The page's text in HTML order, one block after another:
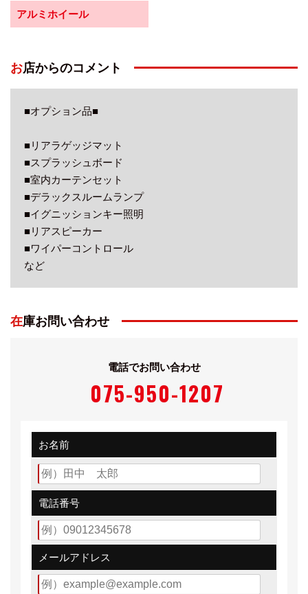
アルミホイール
お店からのコメント
■オプション品■
■リアラゲッジマット
■スプラッシュボード
■室内カーテンセット
■デラックスルームランプ
■イグニッションキー照明
■リアスピーカー
■ワイパーコントロール
など
在庫お問い合わせ
電話でお問い合わせ
075-950-1207
お名前
電話番号
メールアドレス